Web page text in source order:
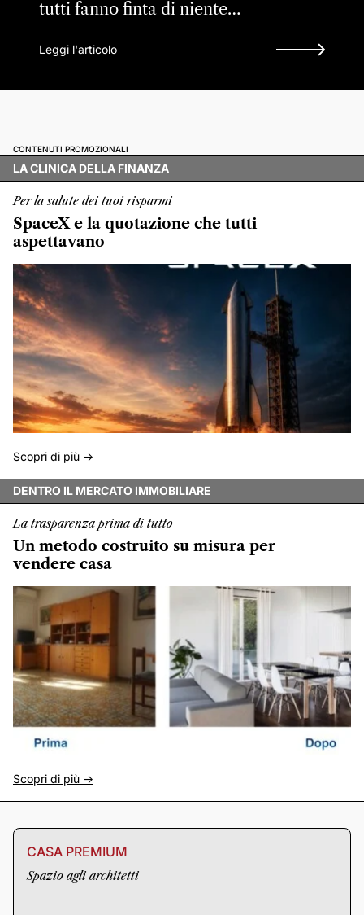
tutti fanno finta di niente…
Leggi l'articolo
CONTENUTI PROMOZIONALI
LA CLINICA DELLA FINANZA
Per la salute dei tuoi risparmi
SpaceX e la quotazione che tutti
aspettavano
Scopri di più ->
DENTRO IL MERCATO IMMOBILIARE
La trasparenza prima di tutto
Un metodo costruito su misura per
vendere casa
Scopri di più ->
CASA PREMIUM
Spazio agli architetti